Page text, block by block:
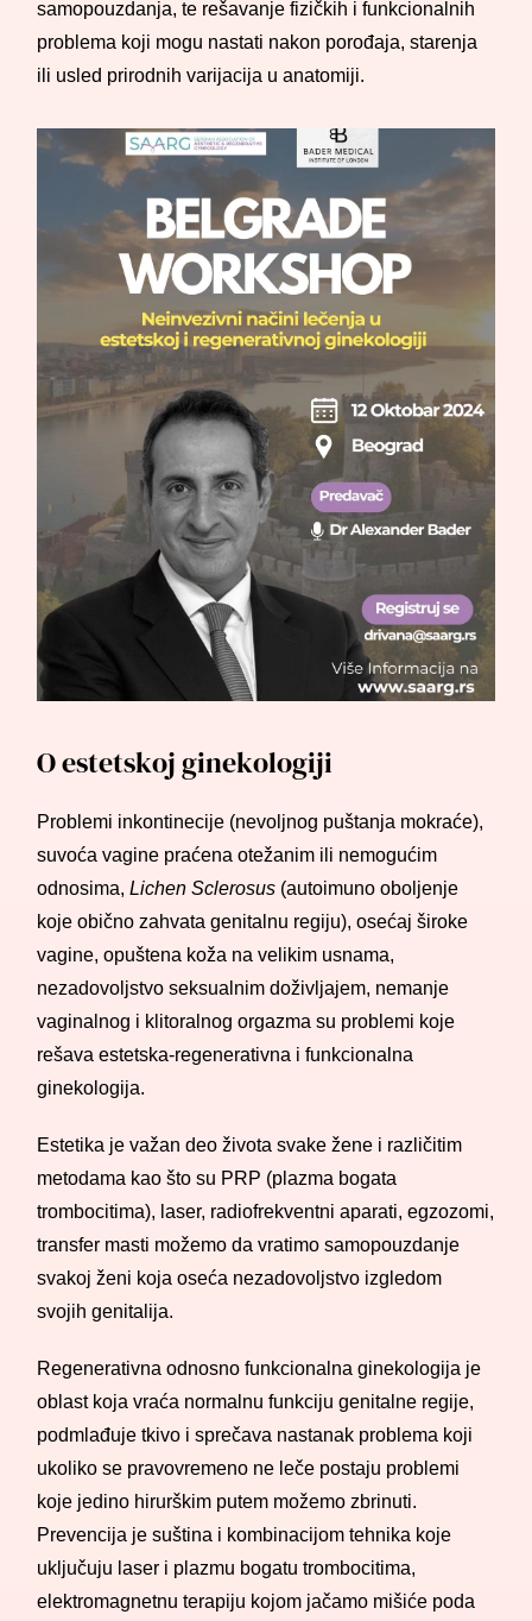
samopouzdanja, te rešavanje fizičkih i funkcionalnih
problema koji mogu nastati nakon porođaja, starenja
ili usled prirodnih varijacija u anatomiji.
O estetskoj ginekologiji
Problemi inkontinecije (nevoljnog puštanja mokraće),
suvoća vagine praćena otežanim ili nemogućim
odnosima,Lichen Sclerosus (autoimuno oboljenje
koje obično zahvata genitalnu regiju), osećaj široke
vagine, opuštena koža na velikim usnama,
nezadovoljstvo seksualnim doživljajem, nemanje
vaginalnog i klitoralnog orgazma su problemi koje
rešava estetska-regenerativna i funkcionalna
ginekologija.
Estetika je važan deo života svake žene i različitim
metodama kao što su PRP (plazma bogata
trombocitima), laser, radiofrekventni aparati, egzozomi,
transfer masti možemo da vratimo samopouzdanje
svakoj ženi koja oseća nezadovoljstvo izgledom
svojih genitalija.
Regenerativna odnosno funkcionalna ginekologija je
oblast koja vraća normalnu funkciju genitalne regije,
podmlađuje tkivo i sprečava nastanak problema koji
ukoliko se pravovremeno ne leče postaju problemi
koje jedino hirurškim putem možemo zbrinuti.
Prevencija je suština i kombinacijom tehnika koje
uključuju laser i plazmu bogatu trombocitima,
elektromagnetnu terapiju kojom jačamo mišiće poda